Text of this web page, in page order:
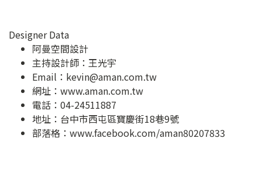
Designer Data
阿曼空間設計
主持設計師：王光宇
Email： kevin@aman.com.tw
網址： www.aman.com.tw
電話：04-24511887
地址： 台中市西屯區寶慶街18巷9號
部落格： www.facebook.com/aman80207833